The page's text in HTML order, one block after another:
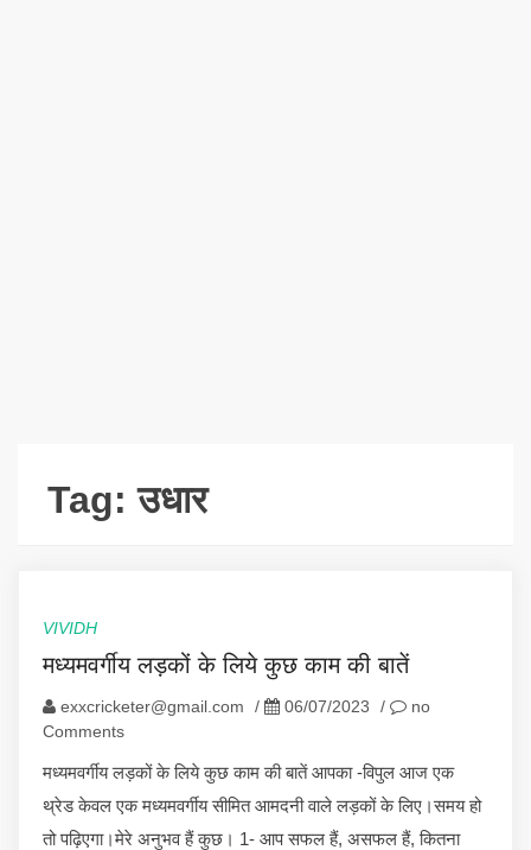
Tag:उधार
VIVIDH
मध्यमवर्गीय लड़कों के लिये कुछ काम की बातें
exxcricketer@gmail.com / 06/07/2023 /
no
Comments
मध्यमवर्गीय लड़कों के लिये कुछ काम की बातें आपका -विपुल आज एक
थ्रेड केवल एक मध्यमवर्गीय सीमित आमदनी वाले लड़कों के लिए।समय हो
तो पढ़िएगा।मेरे अनुभव हैं कुछ। 1- आप सफल हैं, असफल हैं, कितना